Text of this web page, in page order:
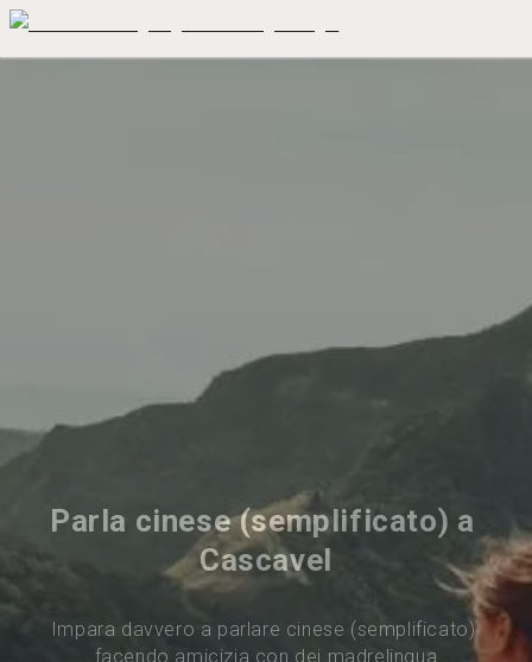
Parla cinese (semplificato) a
Cascavel
Impara davvero a parlare cinese (semplificato)
facendo amicizia con dei madrelingua